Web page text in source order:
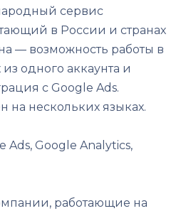
сервис
в России и странах
— возможность работы в
одного аккаунта и
с Google Ads.
на нескольких языках.
Ads, Google Analytics,
работающие на